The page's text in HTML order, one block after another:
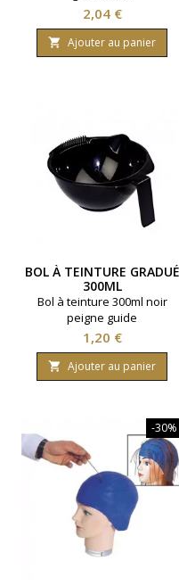
Prix
2,04 €
 Ajouter au panier
BOL À TEINTURE GRADUÉ
300ML
Bol à teinture 300ml noir
peigne guide
Prix
1,20 €
 Ajouter au panier
-30%